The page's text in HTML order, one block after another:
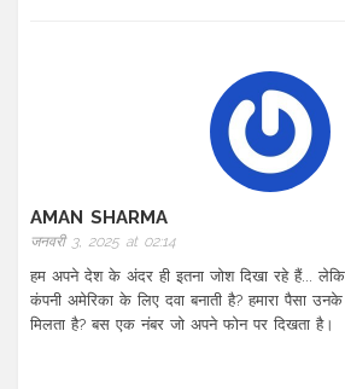
AMAN SHARMA
जनवरी 3, 2025 at 02:14
हम अपने देश के अंदर ही इतना जोश दिखा रहे हैं...
कंपनी अमेरिका के लिए दवा बनाती है? हमारा पैसा
मिलता है? बस एक नंबर जो अपने फोन पर दिखता है।